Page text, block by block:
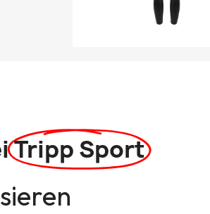
Tripp Sport